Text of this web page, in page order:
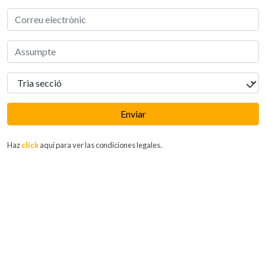
Enviar
Hazclickaquí para ver las condiciones legales.